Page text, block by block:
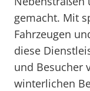
gemacht. Mit
Fahrzeugen
diese
und Besucher
winterlichen